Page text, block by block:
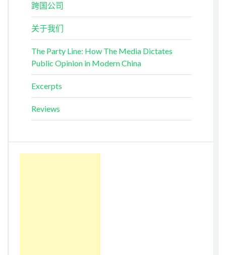
跨国公司
关于我们
The Party Line: How The Media Dictates
Public Opinion in Modern China
Excerpts
Reviews